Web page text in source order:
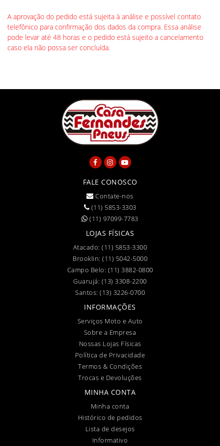
A aprovação do pedido está sujeita à análise e possível contato
telefônico para confirmação dos dados da compra. Essa análise
pode levar até 48 horas e o pedido está sujeito a cancelamento
caso ela não possa ser concluída.
FALE CONOSCO
Contate-nos
(11) 5853-3303
(11) 97099-7783
LOJAS FÍSICAS
Atacado:(11) 5853-3300
Brooklin: (11) 5042-5000
Campo Belo: (11) 3882-0800
Guarujá: (13) 3308-2200
Santos: (13) 3226-0700
INFORMAÇÕES
Serviços Moto e Auto
Sobre a Empresa
Nossas Lojas Físicas
Política de Privacidade
Termos & Condições
Trocas e Devoluções
MINHA CONTA
Minha conta
Histórico de pedidos
Lista de desejos
Informativo